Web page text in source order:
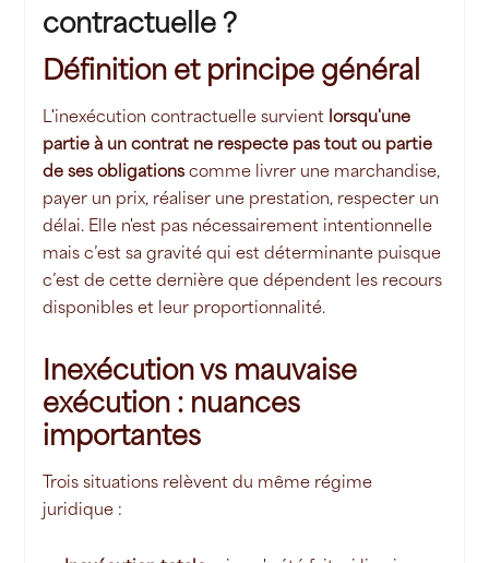
contractuelle ?
Définition et principe général
L'inexécution contractuelle survient lorsqu'une
partie à un contrat ne respecte pas tout ou partie
de ses obligations comme livrer une marchandise,
payer un prix, réaliser une prestation, respecter un
délai. Elle n'est pas nécessairement intentionnelle
mais c’est sa gravité qui est déterminante puisque
c’est de cette dernière que dépendent les recours
disponibles et leur proportionnalité.
Inexécution vs mauvaise
exécution : nuances
importantes
Trois situations relèvent du même régime
juridique :